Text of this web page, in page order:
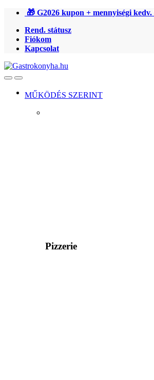
Ugrás
navigációhoz
Ugrás
tartalomra
🎁 G2026 kupon + mennyiségi
Rend. státusz
Fiókom
Kapcsolat
OpenClose
MŰKÖDÉS SZERINT
Pizzerie